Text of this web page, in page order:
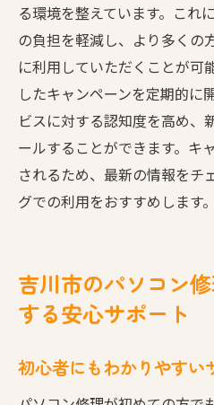
る環境を整えています。これ
の負担を軽減し、より多くの
に利用していただくことが可
したキャンペーンを定期的に
ビスに対する認知度を高め、
ールすることができます。キ
されるため、最新の情報をチ
グでの利用をおすすめします。
吉川市のパソコン
する安心サポート
初心者にもわかりやすい